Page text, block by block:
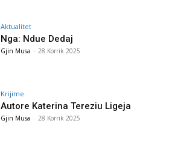
Aktualitet
Nga: Ndue Dedaj
Gjin Musa - 28 Korrik 2025
Krijime
Autore Katerina Tereziu Ligeja
Gjin Musa - 28 Korrik 2025